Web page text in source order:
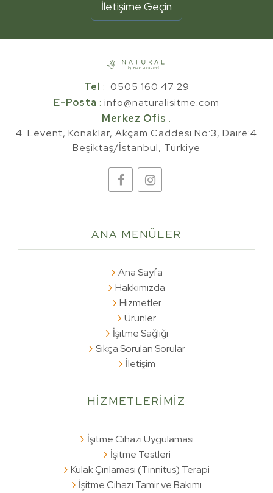
Bilimsel Yaklaşım, Bireysel
İletişime Geçin
Tel : 0505 160 47 29
E-Posta : info@naturalisitme.com
Merkez Ofis :
4. Levent, Konaklar, Akçam Caddesi No:3, Daire:4
Beşiktaş/İstanbul, Türkiye
ANA MENÜLER
Ana Sayfa
Hakkımızda
Hizmetler
Ürünler
İşitme Sağlığı
Sıkça Sorulan Sorular
İletişim
HİZMETLERİMİZ
İşitme Cihazı Uygulaması
İşitme Testleri
Kulak Çınlaması (Tinnitus) Terapi
İşitme Cihazı Tamir ve Bakımı